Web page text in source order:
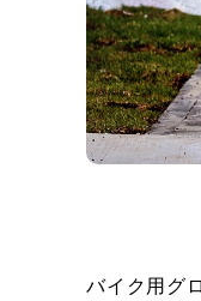
バイク用グ